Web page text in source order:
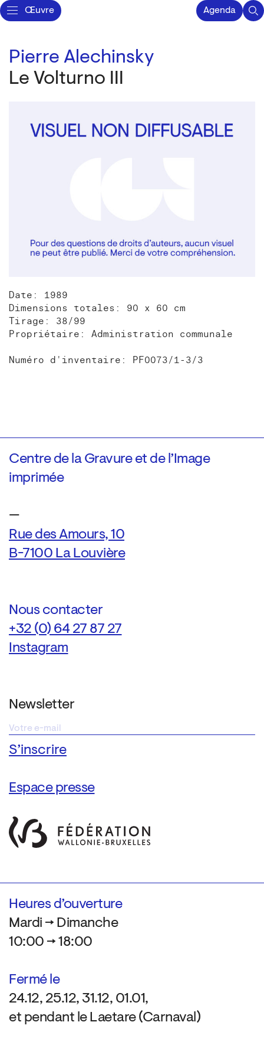
Œuvre Agenda
Pierre Alechinsky
Le Volturno III
Date: 1989
Dimensions totales: 90 x 60 cm
Tirage: 38/99
Propriétaire: Administration communale
Numéro d'inventaire: PF0073/1-3/3
Centre de la Gravure et de l’Image
imprimée
—
Rue des Amours, 10
B-7100 La Louvière
Nous contacter
+32 (0) 64 27 87 27
Instagram
Newsletter
Espace presse
Heures d’ouverture
Mardi → Dimanche
10:00 → 18:00
Fermé le
24.12, 25.12, 31.12, 01.01,
et pendant le Laetare (Carnaval)